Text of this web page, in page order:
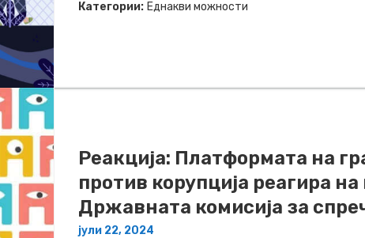
Категории: Еднакви можности
Реакција: Платформата на
против корупција реагира
Државната комисија за
јули 22, 2024